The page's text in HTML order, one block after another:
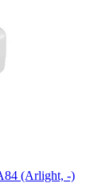
(Arlight, -)